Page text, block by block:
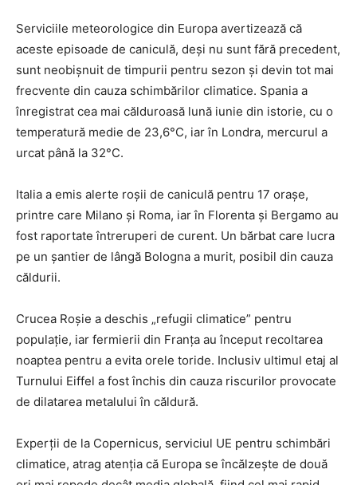
Serviciile meteorologice din Europa avertizează că
aceste episoade de caniculă, deși nu sunt fără precedent,
sunt neobișnuit de timpurii pentru sezon și devin tot mai
frecvente din cauza schimbărilor climatice. Spania a
înregistrat cea mai călduroasă lună iunie din istorie, cu o
temperatură medie de 23,6°C, iar în Londra, mercurul a
urcat până la 32°C.
Italia a emis alerte roșii de caniculă pentru 17 orașe,
printre care Milano și Roma, iar în Florenta și Bergamo au
fost raportate întreruperi de curent. Un bărbat care lucra
pe un șantier de lângă Bologna a murit, posibil din cauza
căldurii.
Crucea Roșie a deschis „refugii climatice” pentru
populație, iar fermierii din Franța au început recoltarea
noaptea pentru a evita orele toride. Inclusiv ultimul etaj al
Turnului Eiffel a fost închis din cauza riscurilor provocate
de dilatarea metalului în căldură.
Experții de la Copernicus, serviciul UE pentru schimbări
climatice, atrag atenția că Europa se încălzește de două